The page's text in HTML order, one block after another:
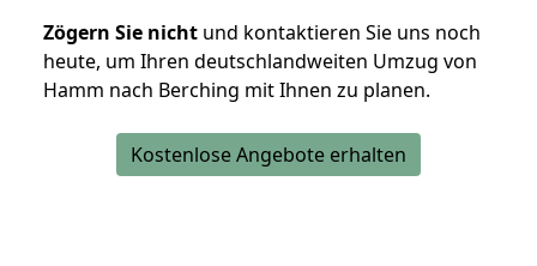
Zögern Sie nicht und kontaktieren Sie uns noch
heute, um Ihren deutschlandweiten Umzug von
Hamm nach Berching mit Ihnen zu planen.
Kostenlose Angebote erhalten